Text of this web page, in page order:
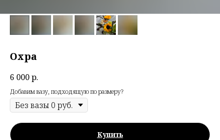
Охра
6 000р.
Добавим вазу, подходящую по размеру?
Купить